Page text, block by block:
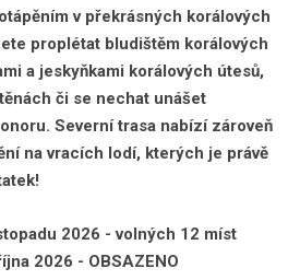
v překrásných korálových
proplétat bludištěm korálových
a jeskyňkami korálových útesů,
či se nechat unášet
Severní trasa nabízí zároveň
na vracích lodí, kterých je právě
2026 - volných 12 míst
2026 - OBSAZENO